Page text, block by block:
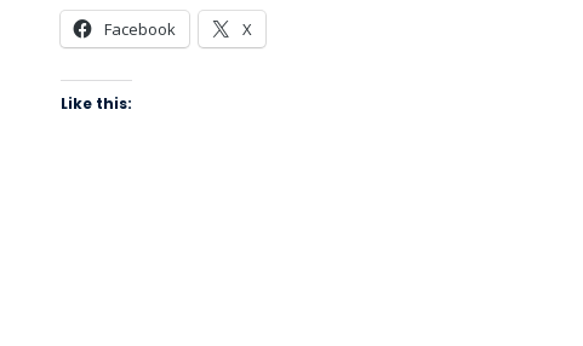
Facebook X
Like this: